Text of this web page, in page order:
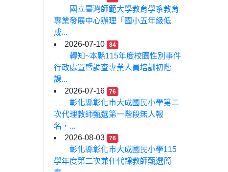
國立臺灣師範大學教育學系教育
專業發展中心辦理「國小五年級低
成...
2026-07-10
84
轉知~本縣115年度校園性別事件
行政處置暨調查專業人員培訓初階
課...
2026-07-16
76
彰化縣彰化市大成國民小學第二
次代理教師甄選第一階段無人報
名，...
2026-08-03
76
彰化縣彰化市大成國民小學115
學年度第二次兼任代課教師甄選簡